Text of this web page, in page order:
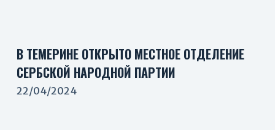
В ТЕМЕРИНЕ ОТКРЫТО МЕСТНОЕ ОТДЕЛЕНИЕ
СЕРБСКОЙ НАРОДНОЙ ПАРТИИ
22/04/2024